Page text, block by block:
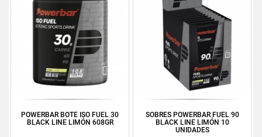
POWERBAR BOTE ISO FUEL 30
BLACK LINE LIMÓN 608GR
SOBRES POWERBAR FUEL 90
BLACK LINE LIMÓN 10
UNIDADES